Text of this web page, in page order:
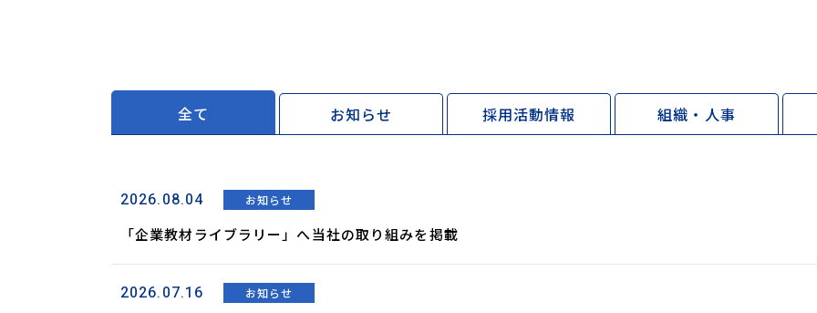
全て お知らせ 採用活動情報 組織・人事
2026.08.04 お知らせ
「企業教材ライブラリー」へ当社の取り組みを掲載
2026.07.16 お知らせ